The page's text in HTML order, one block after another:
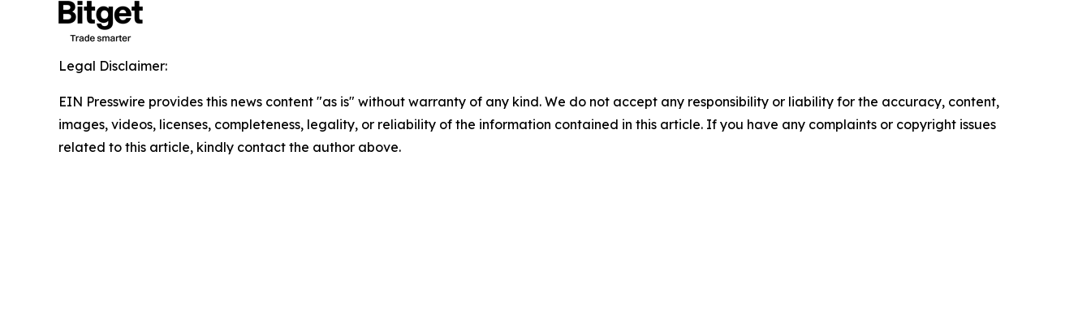
Legal Disclaimer:
EIN Presswire provides this news content "as is" without warranty of any kind. We do not accept any responsibility or liability for the accuracy, content,
images, videos, licenses, completeness, legality, or reliability of the information contained in this article. If you have any complaints or copyright issues
related to this article, kindly contact the author above.